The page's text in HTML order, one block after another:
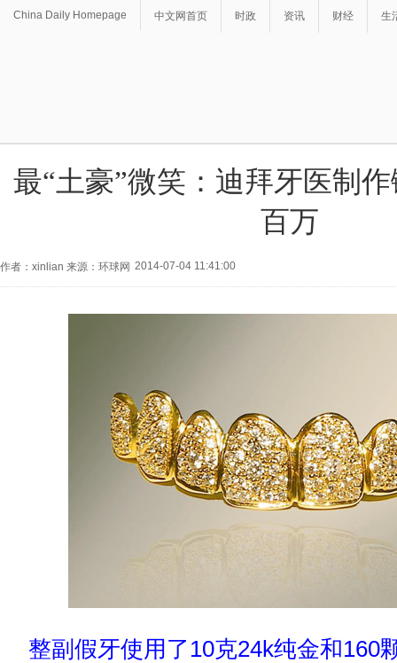
China Daily Homepage 中文网首页 时政 资讯 财经 生
最“土豪”微笑：迪拜牙医制
百万
作者：xinlian 来源：环球网 2014-07-04 11:41:00
整副假牙使用了10克24k纯金和160